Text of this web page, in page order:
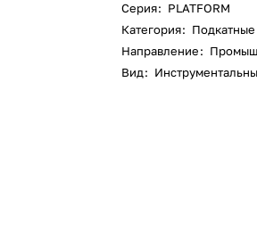
Серия: PLATFORM
Категория:
Направление:
Вид: